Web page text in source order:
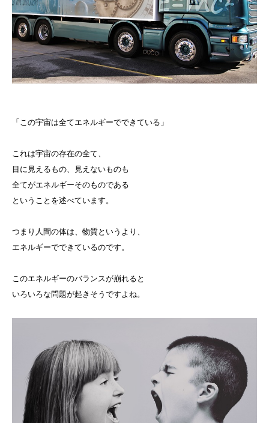
「この宇宙は全てエネルギーでできている」
これは宇宙の存在の全て、
目に見えるもの、見えないものも
全てがエネルギーそのものである
ということを述べています。
つまり人間の体は、物質というより、
エネルギーでできているのです。
このエネルギーのバランスが崩れると
いろいろな問題が起きそうですよね。